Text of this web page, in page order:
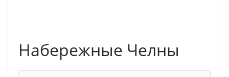
Набережные Челны